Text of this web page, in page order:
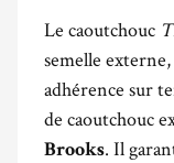
Le caoutchouc
semelle
adhérence sur
de caoutchouc
Brooks. Il